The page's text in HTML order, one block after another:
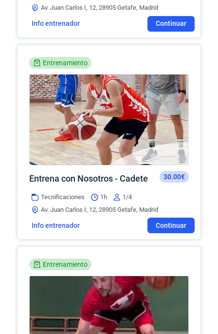
Av. Juan Carlos I, 12, 28905 Getafe, Madrid
Info entrenador Continuar
Entrenamiento
Entrena con Nosotros - Cadete 30.00€
Tecnificaciones 1h
1/4
Av. Juan Carlos I, 12, 28905 Getafe, Madrid
Info entrenador Continuar
Entrenamiento